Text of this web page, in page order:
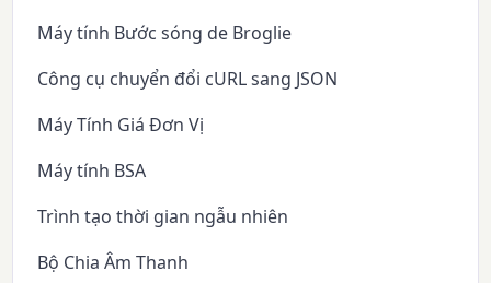
Máy tính Bước sóng de Broglie
Công cụ chuyển đổi cURL sang JSON
Máy Tính Giá Đơn Vị
Máy tính BSA
Trình tạo thời gian ngẫu nhiên
Bộ Chia Âm Thanh